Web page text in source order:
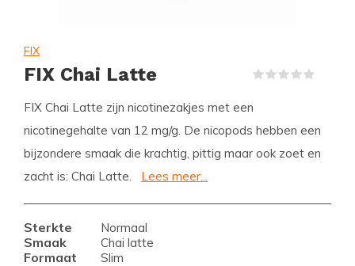
FIX
FIX Chai Latte
FIX Chai Latte zijn nicotinezakjes met een
nicotinegehalte van 12 mg/g. De nicopods hebben een
bijzondere smaak die krachtig, pittig maar ook zoet en
zacht is: Chai Latte.
Lees meer...
Sterkte Normaal
Smaak Chai latte
Formaat Slim